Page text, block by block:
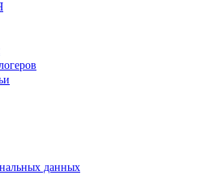
данных